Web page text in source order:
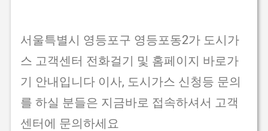
서울특별시 영등포구 영등포동2가 도시가
스 고객센터 전화걸기 및 홈페이지 바로가
기 안내입니다 이사, 도시가스 신청등 문의
를 하실 분들은 지금바로 접속하셔서 고객
센터에 문의하세요